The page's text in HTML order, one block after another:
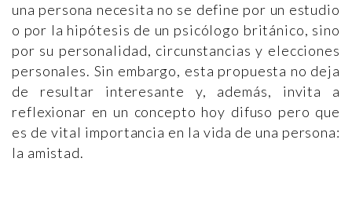
una persona necesita no se define por un estudio
o por la hipótesis de un psicólogo británico, sino
por su personalidad, circunstancias y elecciones
personales. Sin embargo, esta propuesta no deja
de resultar interesante y, además, invita a
reflexionar en un concepto hoy difuso pero que
es de vital importancia en la vida de una persona:
la amistad.